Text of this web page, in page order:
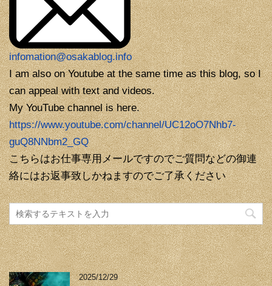
infomation@osakablog.info
I am also on Youtube at the same time as this blog, so I
can appeal with text and videos.
My YouTube channel is here.
https://www.youtube.com/channel/UC12oO7Nhb7-
guQ8NNbm2_GQ
こちらはお仕事専用メールですのでご質問などの御連
絡にはお返事致しかねますのでご了承ください
2025/12/29